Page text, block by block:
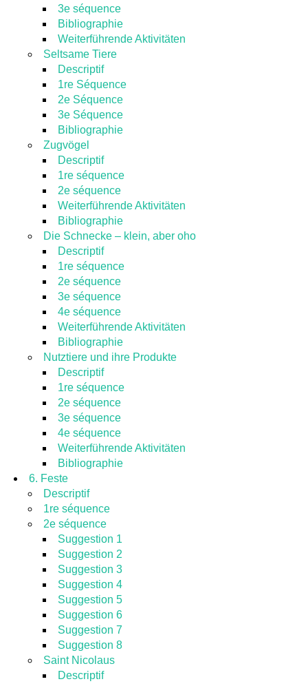
3e séquence
Bibliographie
Weiterführende Aktivitäten
Seltsame Tiere
Descriptif
1re Séquence
2e Séquence
3e Séquence
Bibliographie
Zugvögel
Descriptif
1re séquence
2e séquence
Weiterführende Aktivitäten
Bibliographie
Die Schnecke – klein, aber oho
Descriptif
1re séquence
2e séquence
3e séquence
4e séquence
Weiterführende Aktivitäten
Bibliographie
Nutztiere und ihre Produkte
Descriptif
1re séquence
2e séquence
3e séquence
4e séquence
Weiterführende Aktivitäten
Bibliographie
6. Feste
Descriptif
1re séquence
2e séquence
Suggestion 1
Suggestion 2
Suggestion 3
Suggestion 4
Suggestion 5
Suggestion 6
Suggestion 7
Suggestion 8
Saint Nicolaus
Descriptif